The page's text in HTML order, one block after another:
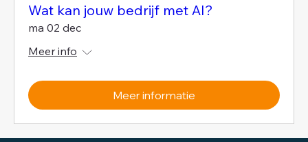
Wat kan jouw bedrijf met AI?
ma 02 dec
Meer info
Meer informatie